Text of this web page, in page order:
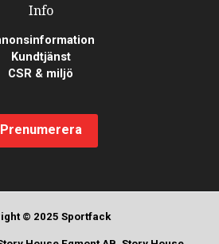
Info
Kundtjänst
CSR & miljö
Prenumerera
© 2025 Sportfack